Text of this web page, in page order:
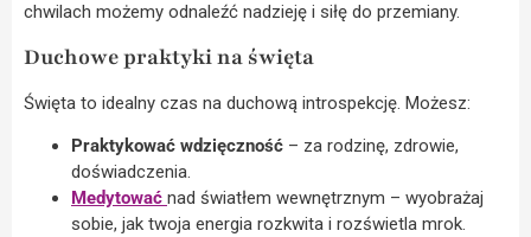
chwilach możemy odnaleźć nadzieję i siłę do przemiany.
Duchowe praktyki na święta
Święta to idealny czas na duchową introspekcję. Możesz:
Praktykować wdzięczność – za rodzinę, zdrowie,
doświadczenia.
Medytować nad światłem wewnętrznym – wyobrażaj
sobie, jak twoja energia rozkwita i rozświetla mrok.